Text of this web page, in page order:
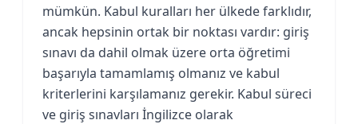
mümkün. Kabul kuralları her ülkede farklıdır,
ancak hepsinin ortak bir noktası vardır: giriş
sınavı da dahil olmak üzere orta öğretimi
başarıyla tamamlamış olmanız ve kabul
kriterlerini karşılamanız gerekir. Kabul süreci
ve giriş sınavları İngilizce olarak